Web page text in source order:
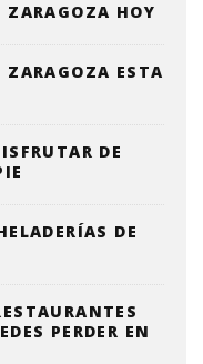
ZARAGOZA HOY
ZARAGOZA ESTA
DE
DE
PERDER EN